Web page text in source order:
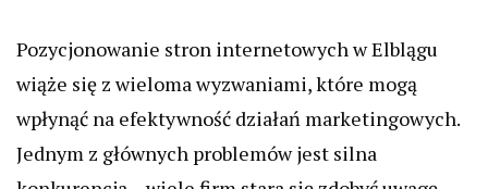
Pozycjonowanie stron internetowych w Elblągu
wiąże się z wieloma wyzwaniami, które mogą
wpłynąć na efektywność działań marketingowych.
Jednym z głównych problemów jest silna